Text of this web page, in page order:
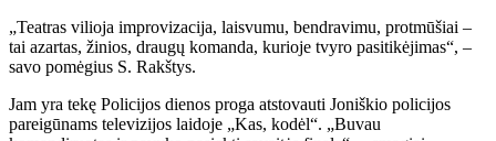
„Teatras vilioja improvizacija, laisvumu, bendravimu, protmūšiai –
tai azartas, žinios, draugų komanda, kurioje tvyro pasitikėjimas“, –
savo pomėgius S. Rakštys.
Jam yra tekę Policijos dienos proga atstovauti Joniškio policijos
pareigūnams televizijos laidoje „Kas, kodėl“. „Buvau